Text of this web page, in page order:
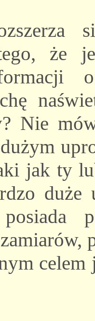
że
Nie
jak ty
duże
posiada